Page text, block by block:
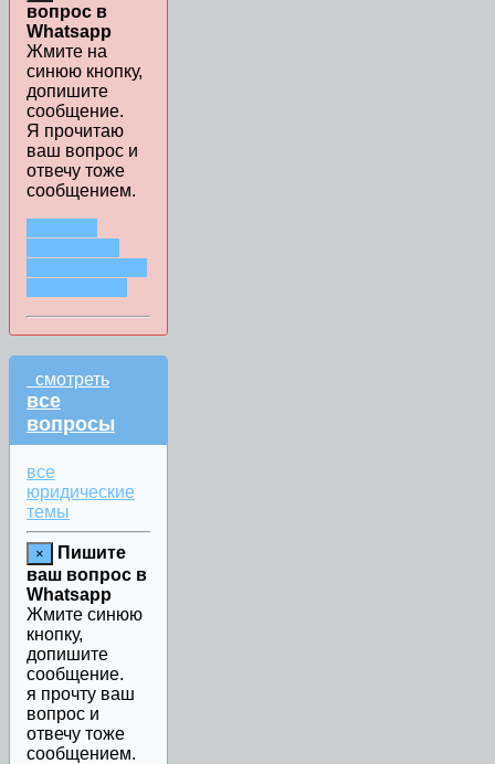
вопрос в
Whatsapp
Жмите на
синюю кнопку,
допишите
сообщение.
Я прочитаю
ваш вопрос и
отвечу тоже
сообщением.
смотреть
все
вопросы
все
юридические
темы
×
Пишите
ваш вопрос в
Whatsapp
Жмите синюю
кнопку,
допишите
сообщение.
я прочту ваш
вопрос и
отвечу тоже
сообщением.